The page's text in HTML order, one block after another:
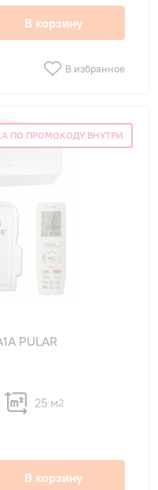
В корзину
В избранное
ПО ПРОМОКОДУ ВНУТРИ
PULAR
25 м2
В корзину